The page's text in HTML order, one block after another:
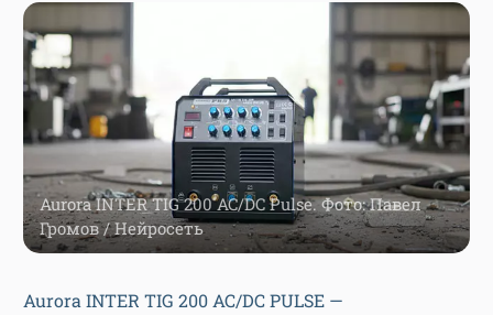
Aurora INTER TIG 200 AC/DC Pulse. Фото: Павел
Громов / Нейросеть
Aurora INTER TIG 200 AC/DC PULSE —